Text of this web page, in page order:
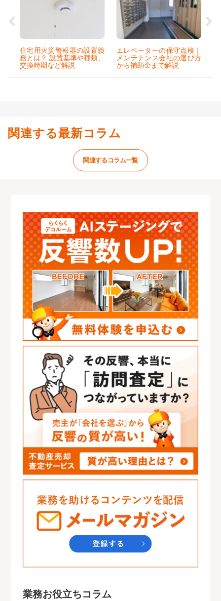
住宅用火災警報器の設置義
務とは？ 設置基準や種類、
交換時期など解説
エレベーターの保守点検｜
メンテナンス会社の選び方
から補助金まで解説
関連する最新コラム
関連するコラム一覧
業務お役立ちコラム